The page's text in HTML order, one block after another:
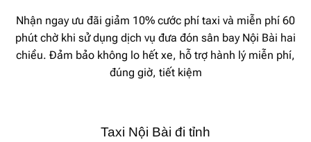
Nhận ngay ưu đãi giảm 10% cước phí taxi và miễn phí 60
phút chờ khi sử dụng dịch vụ đưa đón sân bay Nội Bài hai
chiều. Đảm bảo không lo hết xe, hỗ trợ hành lý miễn phí,
đúng giờ, tiết kiệm
Taxi Nội Bài đi tỉnh